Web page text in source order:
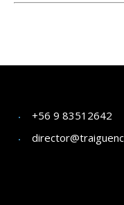
+56 9 83512642